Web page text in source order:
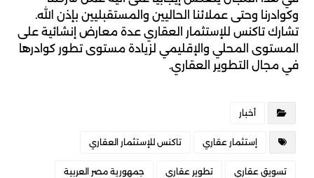
وكوادرنا وحتى عملائنا الحاليين والمستقبليين بإذن الله.
تشارك تاكنس للإستثمار العقاري عدة معارض إنشائية على
المستوى المحلي والإقليمي لزيادة مستوى تطور كوادرها
في مجال التطوير العقاري.
أخبار
إستثمار عقاري تاكنس للإستثمار العقاري
تسويق عقاري تطوير عقاري جمهورية مصر العربية